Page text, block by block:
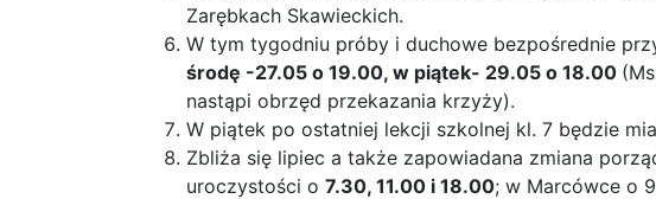
Zarębkach Skawieckich.
W tym tygodniu próby i duchowe bezpośrednie
środę -27.05 o 19.00, w piątek- 29.05 o 18.00
nastąpi obrzęd przekazania krzyży).
W piątek po ostatniej lekcji szkolnej kl. 7 będzie
Zbliża się lipiec a także zapowiadana zmiana
uroczystości o 7.30, 11.00 i 18.00; w Marcówce o